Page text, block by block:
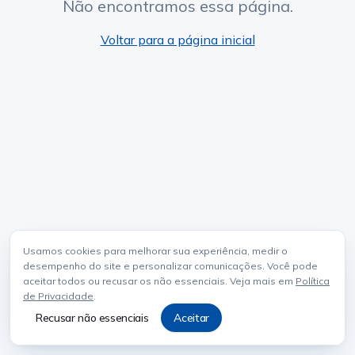
Usamos cookies para melhorar sua experiência, medir o
desempenho do site e personalizar comunicações. Você pode
aceitar todos ou recusar os não essenciais. Veja mais em Política
de Privacidade.
Recusar não essenciais Aceitar
Não encontramos essa página.
Voltar para a página inicial